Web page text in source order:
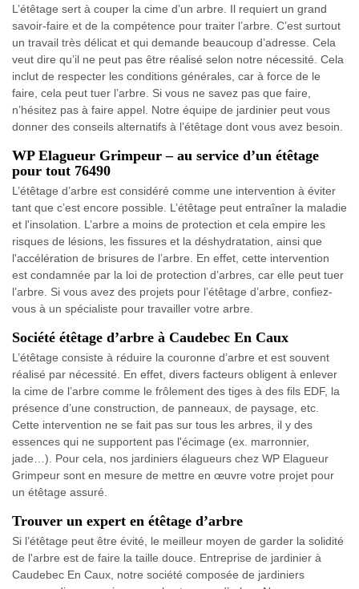
L’étêtage sert à couper la cime d’un arbre. Il requiert un grand
savoir-faire et de la compétence pour traiter l’arbre. C’est surtout
un travail très délicat et qui demande beaucoup d’adresse. Cela
veut dire qu’il ne peut pas être réalisé selon notre nécessité. Cela
inclut de respecter les conditions générales, car à force de le
faire, cela peut tuer l’arbre. Si vous ne savez pas que faire,
n’hésitez pas à faire appel. Notre équipe de jardinier peut vous
donner des conseils alternatifs à l’étêtage dont vous avez besoin.
WP Elagueur Grimpeur – au service d’un étêtage
pour tout 76490
L’étêtage d’arbre est considéré comme une intervention à éviter
tant que c’est encore possible. L’étêtage peut entraîner la maladie
et l'insolation. L’arbre a moins de protection et cela empire les
risques de lésions, les fissures et la déshydratation, ainsi que
l'accélération de brisures de l’arbre. En effet, cette intervention
est condamnée par la loi de protection d’arbres, car elle peut tuer
l’arbre. Si vous avez des projets pour l’étêtage d’arbre, confiez-
vous à un spécialiste pour travailler votre arbre.
Société étêtage d’arbre à Caudebec En Caux
L’étêtage consiste à réduire la couronne d’arbre et est souvent
réalisé par nécessité. En effet, divers facteurs obligent à enlever
la cime de l’arbre comme le frôlement des tiges à des fils EDF, la
présence d’une construction, de panneaux, de paysage, etc.
Cette intervention ne se fait pas sur tous les arbres, il y des
essences qui ne supportent pas l'écimage (ex. marronnier,
jade…). Pour cela, nos jardiniers élagueurs chez WP Elagueur
Grimpeur sont en mesure de mettre en œuvre votre projet pour
un étêtage assuré.
Trouver un expert en étêtage d’arbre
Si l’étêtage peut être évité, le meilleur moyen de garder la solidité
de l'arbre est de faire la taille douce. Entreprise de jardinier à
Caudebec En Caux, notre société composée de jardiniers